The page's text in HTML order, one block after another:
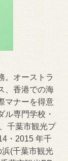
。オーストラ
、香港での海
マナーを得意
ル専門学校・
千葉市観光プ
・2015 年千
(千葉市観光